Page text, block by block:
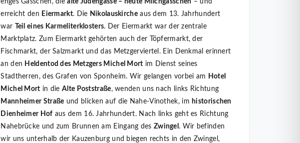
enges Gässchen, diealte Judengasse – heute Milchgässchen – und
erreicht den Eiermarkt. Die Nikolauskircheaus dem 13. Jahrhundert
war Teil eines Karmeliterklosters. Der Eiermarkt war der zentrale
Marktplatz. Zum Eiermarkt gehörten auch der Töpfermarkt, der
Fischmarkt, der Salzmarkt und das Metzgerviertel. Ein Denkmal erinnert
an den Heldentod des Metzgers Michel Mort im Dienst seines
Stadtherren, des Grafen von Sponheim. Wir gelangen vorbei am
Hotel
Michel Mort in dieAlte Poststraße, wenden uns nach links Richtung
Mannheimer Straße und blicken auf die Nahe-Vinothek, im historischen
Dienheimer Hof aus dem 16. Jahrhundert. Nach links geht es Richtung
Nahebrücke und zum Brunnen am Eingang des Zwingel. Wir befinden
wir uns unterhalb der Kauzenburg und biegen rechts in den Zwingel,